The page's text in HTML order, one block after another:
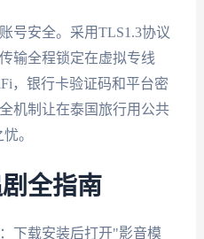
号安全。采用TLS1.3协议
输全程锁定在虚拟专线
，银行卡验证码和平台密
机制让在泰国旅行用公共
。
全指南
下载安装后打开"影音模